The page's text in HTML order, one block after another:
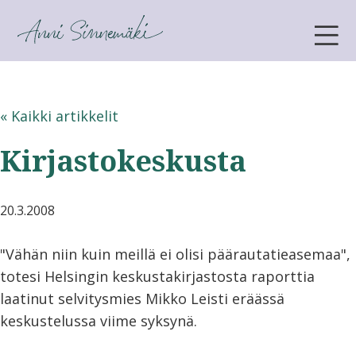
ANNI SINNEMÄKI
« Kaikki artikkelit
Kirjastokeskusta
20.3.2008
"Vähän niin kuin meillä ei olisi päärautatieasemaa",
totesi Helsingin keskustakirjastosta raporttia
laatinut selvitysmies Mikko Leisti eräässä
keskustelussa viime syksynä.